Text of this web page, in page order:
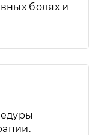
болях и